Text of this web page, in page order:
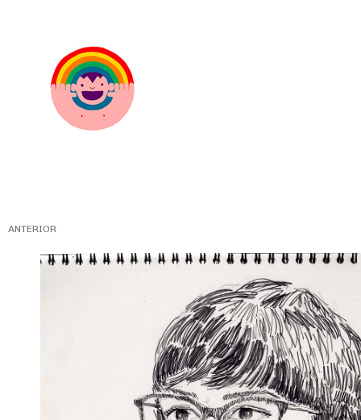
ANTERIOR